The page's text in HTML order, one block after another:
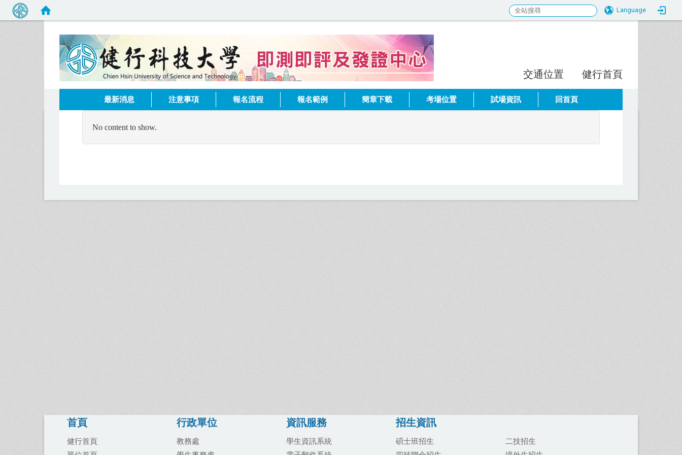
Language
交通位置 健行首頁
最新消息 注意事項 報名流程 報名範例 簡章下載 考場位置 試場資訊 回首頁
No content to show.
首頁
健行首頁
行政單位
教務處
資訊服務
學生資訊系統
招生資訊
碩士班招生
二技招生